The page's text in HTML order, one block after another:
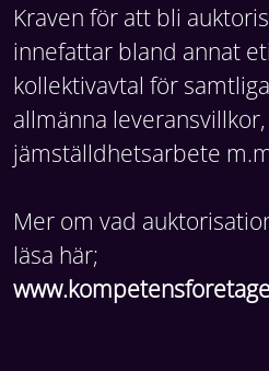
Kraven för att bli
innefattar bland annat
kollektivavtal för
allmänna
jämställdhetsarbete
Mer om vad
läsa här;